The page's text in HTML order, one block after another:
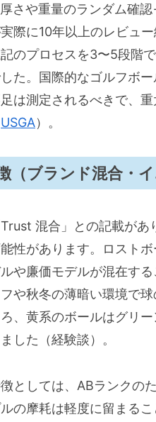
さや重量のランダム確
際に10年以上のレビュ
のプロセスを3〜5段階
た。国際的なゴルフボ
は測定されるべきで、
USGA）。
（ブランド混合・
混合」との記載が
性があります。ロスト
や廉価モデルが混在す
や秋冬の薄暗い環境で
、黄系のボールはグリ
した（経験談）。
としては、ABランクの
の摩耗は軽度に留まる